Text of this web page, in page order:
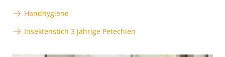
Handhygiene
Insektenstich 3 jährige Petechien